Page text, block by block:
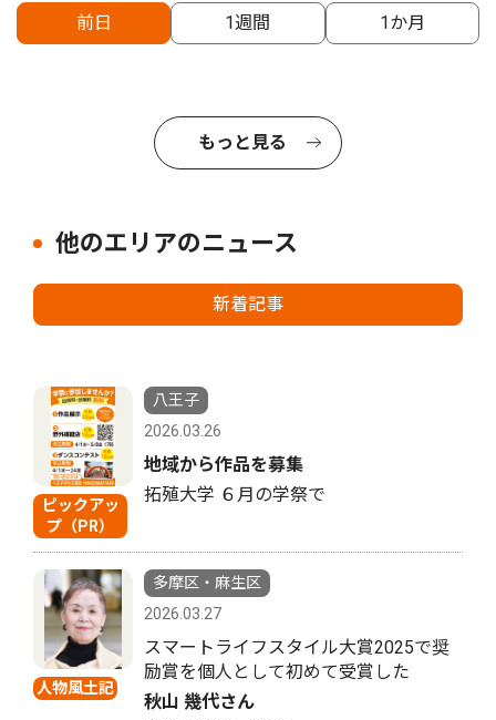
前日 1週間 1か月
もっと見る
他のエリアのニュース
新着記事
ピックアッ
プ（PR）
八王子
2026.03.26
地域から作品を募集
拓殖大学 ６月の学祭で
人物風土記
多摩区・麻生区
2026.03.27
スマートライフスタイル大賞2025で奨
励賞を個人として初めて受賞した
秋山 幾代さん